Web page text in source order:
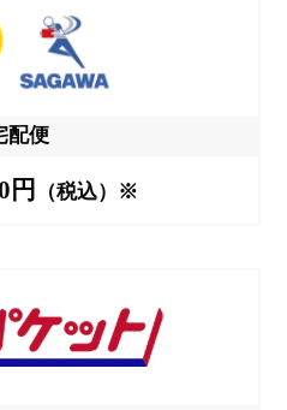
配便
円 （税込）※